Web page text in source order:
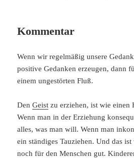
Kommentar
Wenn wir regelmäßig unsere
positive Gedanken erzeugen, dann
einem ungestörten Fluß.
DenGeist zu erziehen, ist wie einen
Wenn man in der Erziehung
alles, was man will. Wenn man
ein ständiges Tauziehen. Und das
noch für den Menschen gut.